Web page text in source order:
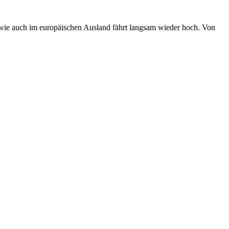
auch im europäischen Ausland fährt langsam wieder hoch. Von